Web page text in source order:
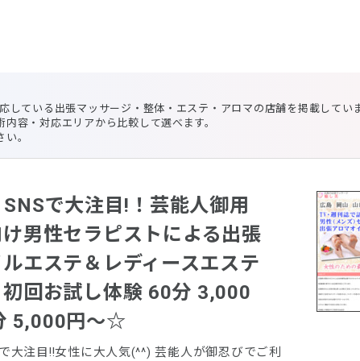
ている出張マッサージ・整体・エステ・アロマの店舗を掲載してい
容・対応エリアから比較して選べます。
。
で大注目!！芸能人御用
男性セラピストによる出張
エステ＆レディースエステ
初回お試し体験 60分 3,000
5,000円～☆
大注目!!女性に大人気(^^) 芸能人が御忍びでご利